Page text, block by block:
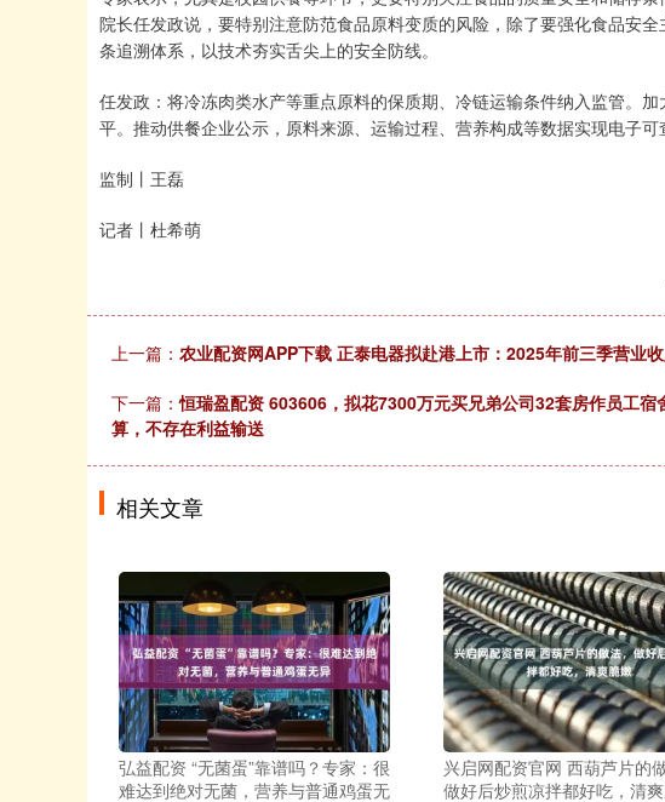
院长任发政说，要特别注意防范食品原料变质的风险，除了要强化食品安
条追溯体系，以技术夯实舌尖上的安全防线。
任发政：将冷冻肉类水产等重点原料的保质期、冷链运输条件纳入监管。
平。推动供餐企业公示，原料来源、运输过程、营养构成等数据实现电子可
监制丨王磊
记者丨杜希萌
上一篇： 农业配资网APP下载 正泰电器拟赴港上市：2025年前三季营业
下一篇：恒瑞盈配资 603606，拟花7300万元买兄弟公司32套房作员工
算，不存在利益输送
相关文章
弘益配资 “无菌蛋”靠谱吗？专家：很
难达到绝对无菌，营养与普通鸡蛋无
兴启网配资官网 西葫芦片的
做好后炒煎凉拌都好吃，清